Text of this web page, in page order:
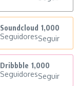
Soundcloud 1,000
SeguidoresSeguir
Dribbble 1,000
SeguidoresSeguir